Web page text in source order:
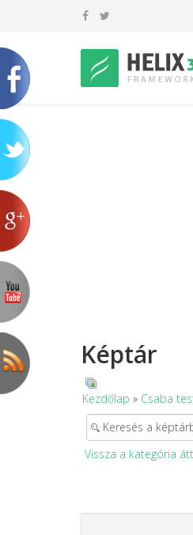
Képtár
Kezdőlap » Csaba
Vissza a kategória